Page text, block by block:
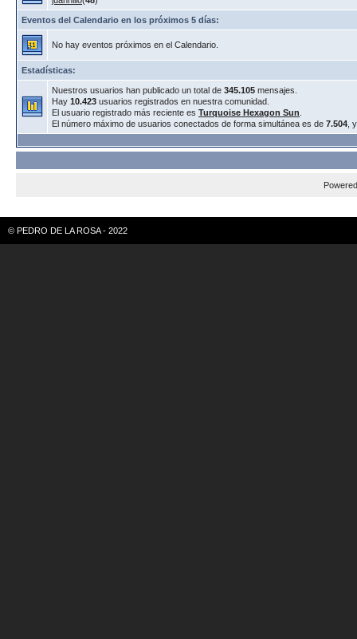
Eventos del Calendario en los próximos 5 días:
No hay eventos próximos en el Calendario.
Estadísticas:
Nuestros usuarios han publicado un total de 345.105 mensajes.
Hay 10.423 usuarios registrados en nuestra comunidad.
El usuario registrado más reciente es Turquoise Hexagon Sun
El número máximo de usuarios conectados de forma simultánea es de 7.504 ,
© PEDRO DE LA ROSA - 2022